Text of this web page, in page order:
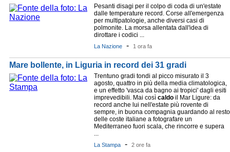
Pesanti disagi per il colpo di coda di un'estate
dalle temperature record. Corse all'emergenza
per multipatologie, anche diversi casi di
polmonite. La morsa allentata dall'idea di
dirottare i codici ...
La Nazione - 1 ora fa
Mare bollente, in Liguria in record dei 31 gradi
Trentuno gradi tondi al picco misurato il 3
agosto, quattro in più della media climatologica,
e un effetto 'vasca da bagno ai tropici' dagli esiti
imprevedibili. Mai così caldo il Mar Ligure: da
record anche lui nell'estate più rovente di
sempre, in buona compagnia guardando al resto
delle coste italiane a fotografare un
Mediterraneo fuori scala, che rincorre e supera
...
La Stampa - 2 ore fa